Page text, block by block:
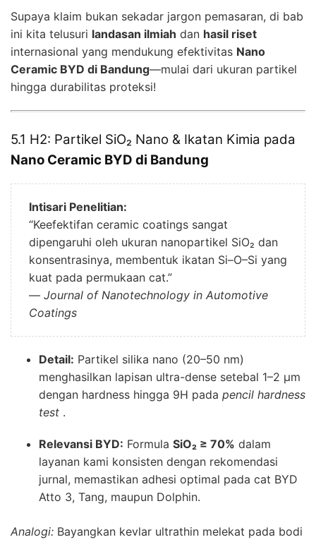
Supaya klaim bukan sekadar jargon pemasaran, di bab
ini kita telusuri landasan ilmiah dan hasil riset
internasional yang mendukung efektivitas Nano
Ceramic BYD di Bandung—mulai dari ukuran partikel
hingga durabilitas proteksi!
5.1 H2: Partikel SiO₂ Nano & Ikatan Kimia pada
Nano Ceramic BYD di Bandung
Intisari Penelitian:
“Keefektifan ceramic coatings sangat
dipengaruhi oleh ukuran nanopartikel SiO₂ dan
konsentrasinya, membentuk ikatan Si–O–Si yang
kuat pada permukaan cat.”
— Journal of Nanotechnology in Automotive
Coatings
Detail: Partikel silika nano (20–50 nm)
menghasilkan lapisan ultra-dense setebal 1–2 µm
dengan hardness hingga 9H pada pencil hardness
test .
Relevansi BYD: Formula SiO₂ ≥ 70% dalam
layanan kami konsisten dengan rekomendasi
jurnal, memastikan adhesi optimal pada cat BYD
Atto 3, Tang, maupun Dolphin.
Analogi: Bayangkan kevlar ultrathin melekat pada bodi